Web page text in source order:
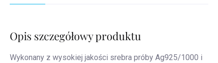
Opis szczegółowy produktu
Wykonany z wysokiej jakości srebra próby Ag925/1000 i